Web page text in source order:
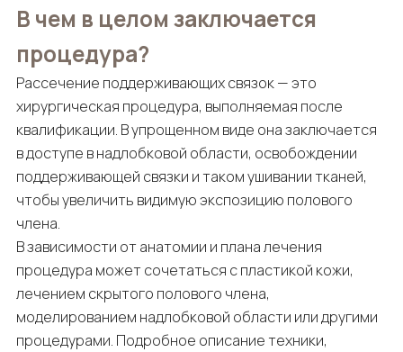
В чем в целом заключается
процедура?
Рассечение поддерживающих связок — это
хирургическая процедура, выполняемая после
квалификации. В упрощенном виде она заключается
в доступе в надлобковой области, освобождении
поддерживающей связки и таком ушивании тканей,
чтобы увеличить видимую экспозицию полового
члена.
В зависимости от анатомии и плана лечения
процедура может сочетаться с пластикой кожи,
лечением скрытого полового члена,
моделированием надлобковой области или другими
процедурами. Подробное описание техники,